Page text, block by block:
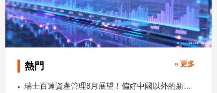
命
理
消
費
親
熱門 » 更多
瑞士百達資產管理8月展望！偏好中國以外的新興市場 看好這些產業